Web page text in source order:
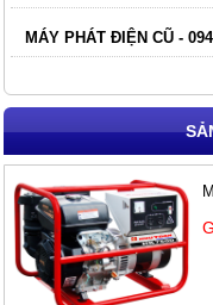
MÁY PHÁT ĐIỆN CŨ -